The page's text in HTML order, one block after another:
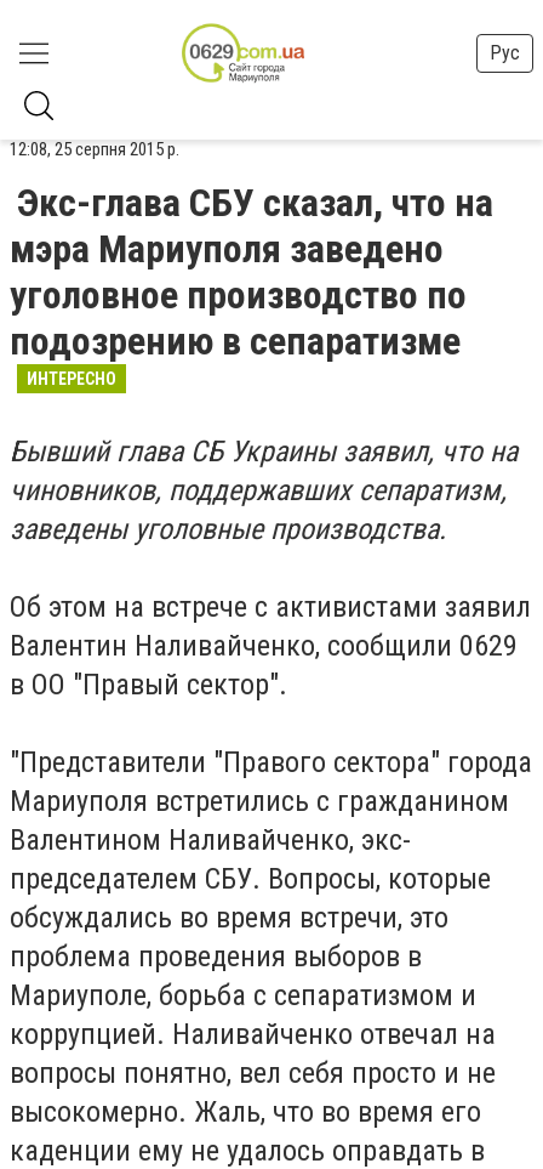
Рус
12:08, 25 серпня 2015 р.
Экс-глава СБУ сказал, что на
мэра Мариуполя заведено
уголовное производство по
подозрению в сепаратизме
ИНТЕРЕСНО
Бывший глава СБ Украины заявил, что на
чиновников, поддержавших сепаратизм,
заведены уголовные производства.
Об этом на встрече с активистами заявил
Валентин Наливайченко, сообщили 0629
в ОО "Правый сектор".
"Представители "Правого сектора" города
Мариуполя встретились с гражданином
Валентином Наливайченко, экс-
председателем СБУ. Вопросы, которые
обсуждались во время встречи, это
проблема проведения выборов в
Мариуполе, борьба с сепаратизмом и
коррупцией. Наливайченко отвечал на
вопросы понятно, вел себя просто и не
высокомерно. Жаль, что во время его
каденции ему не удалось оправдать в